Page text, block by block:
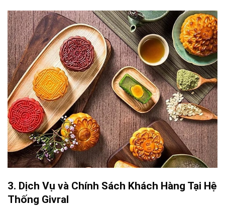
3. Dịch Vụ và Chính Sách Khách Hàng Tại Hệ
Thống Givral